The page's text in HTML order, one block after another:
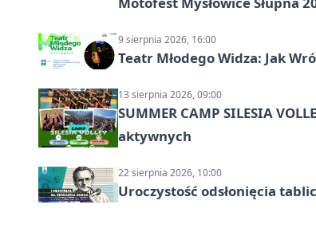
9 sierpnia 2026, 16:00
Teatr Młodego Widza: Jak
13 sierpnia 2026, 09:00
SUMMER CAMP SILESIA
aktywnych
22 sierpnia 2026, 10:00
Uroczystość odsłonięcia